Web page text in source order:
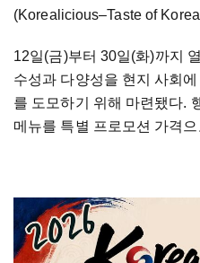
(Korealicious–Taste of
12일(금)부터 30일(화)까지
수성과 다양성을 현지 사회
를 도모하기 위해 마련됐다.
메뉴를 특별 프로모션 가격